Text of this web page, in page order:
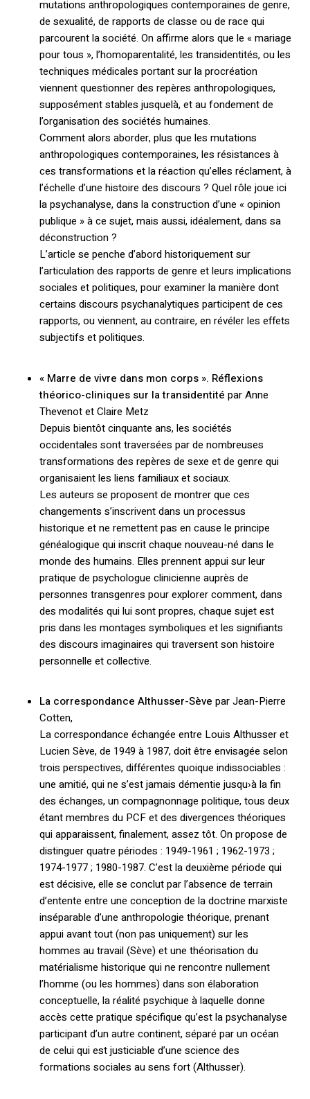
Votre panier est vide.
mutations anthropologiques contemporaines de genre,
de sexualité, de rapports de classe ou de race qui
parcourent la société. On affirme alors que le « mariage
pour tous », l’homoparentalité, les transidentités, ou les
techniques médicales portant sur la procréation
viennent questionner des repères anthropologiques,
supposément stables jusquelà, et au fondement de
l’organisation des sociétés humaines.
Comment alors aborder, plus que les mutations
anthropologiques contemporaines, les résistances à
ces transformations et la réaction qu’elles réclament, à
l’échelle d’une histoire des discours ? Quel rôle joue ici
la psychanalyse, dans la construction d’une « opinion
publique » à ce sujet, mais aussi, idéalement, dans sa
déconstruction ?
L’article se penche d’abord historiquement sur
l’articulation des rapports de genre et leurs implications
sociales et politiques, pour examiner la manière dont
certains discours psychanalytiques participent de ces
rapports, ou viennent, au contraire, en révéler les effets
subjectifs et politiques.
« Marre de vivre dans mon corps ». Réflexions
théorico-cliniques sur la transidentité par Anne
Thevenot et Claire Metz
Depuis bientôt cinquante ans, les sociétés
occidentales sont traversées par de nombreuses
transformations des repères de sexe et de genre qui
organisaient les liens familiaux et sociaux.
Les auteurs se proposent de montrer que ces
changements s’inscrivent dans un processus
historique et ne remettent pas en cause le principe
généalogique qui inscrit chaque nouveau-né dans le
monde des humains. Elles prennent appui sur leur
pratique de psychologue clinicienne auprès de
personnes transgenres pour explorer comment, dans
des modalités qui lui sont propres, chaque sujet est
pris dans les montages symboliques et les signifiants
des discours imaginaires qui traversent son histoire
personnelle et collective.
La correspondance Althusser-Sève par Jean-Pierre
Cotten,
La correspondance échangée entre Louis Althusser et
Lucien Sève, de 1949 à 1987, doit être envisagée selon
trois perspectives, différentes quoique indissociables :
une amitié, qui ne s’est jamais démentie jusqu›à la fin
des échanges, un compagnonnage politique, tous deux
étant membres du PCF et des divergences théoriques
qui apparaissent, finalement, assez tôt. On propose de
distinguer quatre périodes : 1949-1961 ; 1962-1973 ;
1974-1977 ; 1980-1987. C’est la deuxième période qui
est décisive, elle se conclut par l’absence de terrain
d’entente entre une conception de la doctrine marxiste
inséparable d’une anthropologie théorique, prenant
appui avant tout (non pas uniquement) sur les
hommes au travail (Sève) et une théorisation du
matérialisme historique qui ne rencontre nullement
l’homme (ou les hommes) dans son élaboration
conceptuelle, la réalité psychique à laquelle donne
accès cette pratique spécifique qu’est la psychanalyse
participant d’un autre continent, séparé par un océan
de celui qui est justiciable d’une science des
formations sociales au sens fort (Althusser).